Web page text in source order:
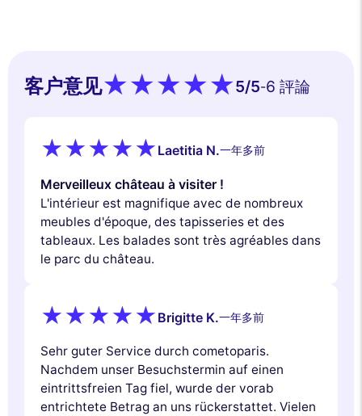
客户意见 5/5-6 評論
Laetitia N.一年多前
Merveilleux château à visiter !
L'intérieur est magnifique avec de nombreux
meubles d'époque, des tapisseries et des
tableaux. Les balades sont très agréables dans
le parc du château.
Brigitte K.一年多前
Sehr guter Service durch cometoparis.
Nachdem unser Besuchstermin auf einen
eintrittsfreien Tag fiel, wurde der vorab
entrichtete Betrag an uns rückerstattet. Vielen